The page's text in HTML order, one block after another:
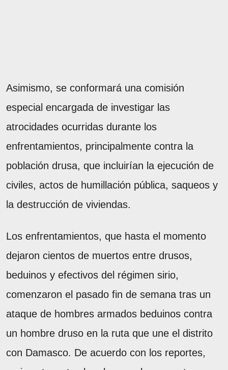
Asimismo, se conformará una comisión
especial encargada de investigar las
atrocidades ocurridas durante los
enfrentamientos, principalmente contra la
población drusa, que incluirían la ejecución de
civiles, actos de humillación pública, saqueos y
la destrucción de viviendas.
Los enfrentamientos, que hasta el momento
dejaron cientos de muertos entre drusos,
beduinos y efectivos del régimen sirio,
comenzaron el pasado fin de semana tras un
ataque de hombres armados beduinos contra
un hombre druso en la ruta que une el distrito
con Damasco. De acuerdo con los reportes,